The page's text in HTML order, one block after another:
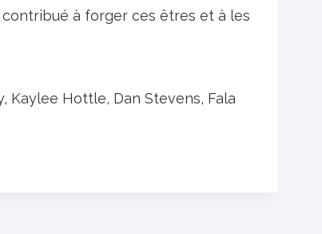
à forger ces êtres et à les
Kaylee Hottle, Dan Stevens, Fala